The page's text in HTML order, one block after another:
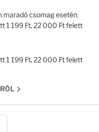
maradó csomag esetén:
1 199 Ft, 22 000 Ft felett
1 199 Ft, 22 000 Ft felett